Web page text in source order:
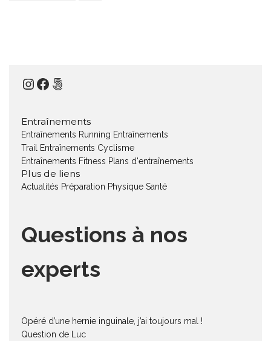
Instagram
Facebook
500px
Entraînements
Entraînements Running Entraînements
Trail
Entraînements Cyclisme
Entraînements Fitness Plans d'entraînements
Plus de liens
Actualités Préparation Physique Santé
Questions à nos
experts
Opéré d’une hernie inguinale, j’ai toujours mal !
Question de Luc